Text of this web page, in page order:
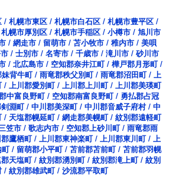
/ 札幌市東区 / 札幌市白石区 / 札幌市豊平区 /
札幌市厚別区 / 札幌市手稲区 / 小樽市 / 旭川市
/ 網走市 / 留萌市 / 苫小牧市 / 稚内市 / 美唄
/ 士別市 / 名寄市 / 千歳市 / 滝川市 / 砂川市
/ 北広島市 / 空知郡奈井江町/ 樺戸郡月形町/
背牛町/ 雨竜郡秩父別町/ 雨竜郡沼田町/ 上
/ 上川郡愛別町/ 上川郡上川町/ 上川郡美瑛町
中富良野町/ 空知郡南富良野町/ 勇払郡占冠
淵町/ 中川郡美深町/ 中川郡音威子府村/ 中
/ 天塩郡幌延町/ 網走郡美幌町/ 紋別郡遠軽町
笠市 / 歌志内市 / 空知郡上砂川町/ 雨竜郡雨
鷹栖町/ 上川郡東神楽町/ 上川郡東川町/ 上
/ 留萌郡小平町/ 苫前郡苫前町/ 苫前郡羽幌
天塩町/ 紋別郡湧別町/ 紋別郡滝上町/ 紋別
/ 紋別郡雄武町/ 沙流郡平取町